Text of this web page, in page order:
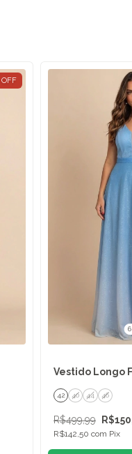
OFF
Vestido Longo
42 40 44 46
R$499,99
R$142,50 com Pix